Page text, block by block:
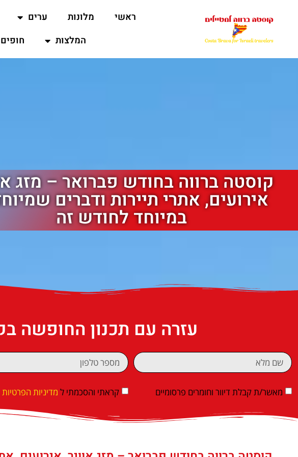
ראשי מלונות ערים
המלצות
חופים
קוסטה ברווה בחודש פברואר – מזג
אירועים, אתרי תיירות ודברים
במיוחד לחודש זה
עזרה עם תכנון החופשה
מאשר/ת קבלת דיוור וחומרים פרסומיים קראתי והסכמתי ל מדיניות הפרטיות